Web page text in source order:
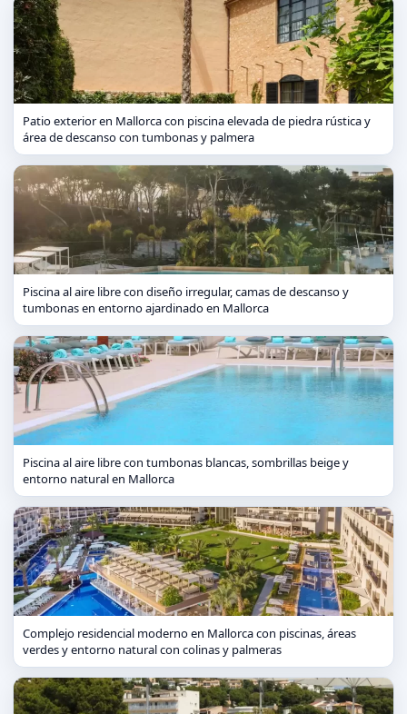
Patio exterior en Mallorca con piscina elevada de piedra rústica y
área de descanso con tumbonas y palmera
Piscina al aire libre con diseño irregular, camas de descanso y
tumbonas en entorno ajardinado en Mallorca
Piscina al aire libre con tumbonas blancas, sombrillas beige y
entorno natural en Mallorca
Complejo residencial moderno en Mallorca con piscinas, áreas
verdes y entorno natural con colinas y palmeras